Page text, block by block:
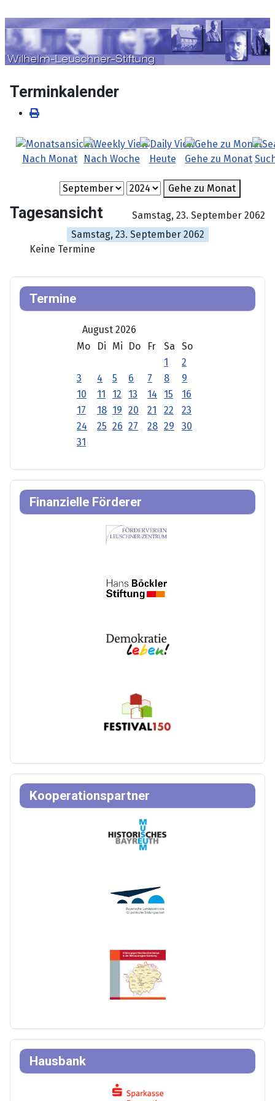
Terminkalender
Nach Monat Nach Woche Heute Gehe zu Monat
Gehe zu Monat
Tagesansicht
Samstag, 23. September 2062
Samstag, 23. September 2062
Keine Termine
Termine
August 2026
Mo
Di Mi Do Fr Sa
So
1
2
3
4 5 6 7 8
9
10
11 12 13 14 15
16
17
18 19 20 21 22
23
24
25 26 27 28 29
30
31
Finanzielle Förderer
Kooperationspartner
Hausbank